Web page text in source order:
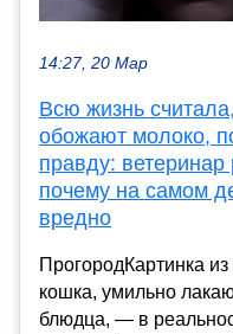
14:27, 20 Мар
Всю жизнь
обожают молоко,
правду: ветеринар
почему на самом
вредно
ПрогородКартинка
кошка, умильно
блюдца, — в